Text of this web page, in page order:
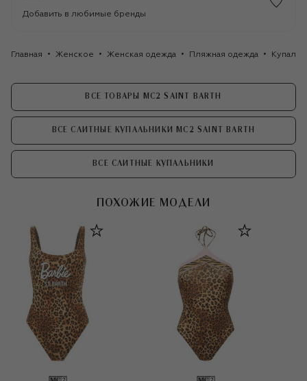
Добавить в любимые бренды
Главная Женское Женская одежда Пляжная одежда
ВСЕ ТОВАРЫ MC2 SAINT BARTH
ВСЕ СЛИТНЫЕ КУПАЛЬНИКИ MC2 SAINT BARTH
ВСЕ СЛИТНЫЕ КУПАЛЬНИКИ
ПОХОЖИЕ МОДЕЛИ